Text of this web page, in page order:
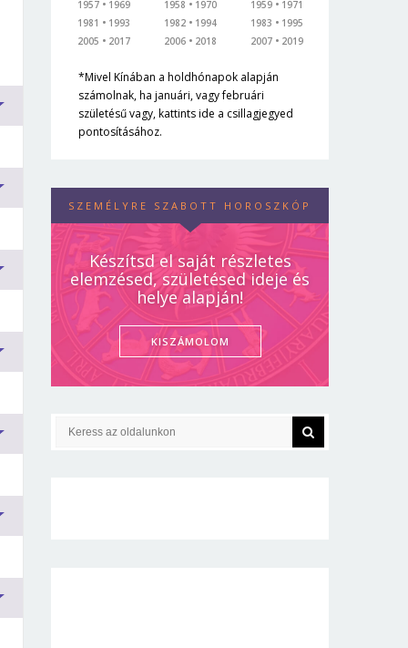
1957
1969
1981
1993
2005
2017
1958
1970
1982
1994
2006
2018
1959
1971
1983
1995
2007
2019
*Mivel Kínában a holdhónapok alapján
számolnak, ha januári, vagy februári
születésű vagy, kattints ide a csillagjegyed
pontosításához.
SZEMÉLYRE SZABOTT HOROSZKÓP
Készítsd el saját részletes
elemzésed, születésed ideje és
helye alapján!
KISZÁMOLOM